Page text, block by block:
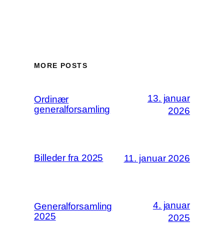
MORE POSTS
Ordinær
generalforsamling
13. januar
2026
Billeder fra 2025 11. januar 2026
Generalforsamling
2025
4. januar
2025